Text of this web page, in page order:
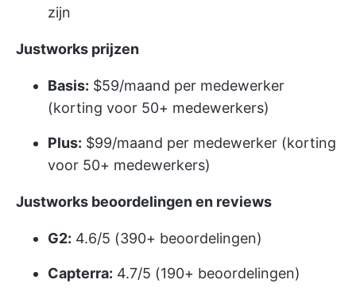
zijn
Justworks prijzen
Basis: $59/maand per medewerker
(korting voor 50+ medewerkers)
Plus: $99/maand per medewerker (korting
voor 50+ medewerkers)
Justworks beoordelingen en reviews
G2: 4.6/5 (390+ beoordelingen)
Capterra: 4.7/5 (190+ beoordelingen)